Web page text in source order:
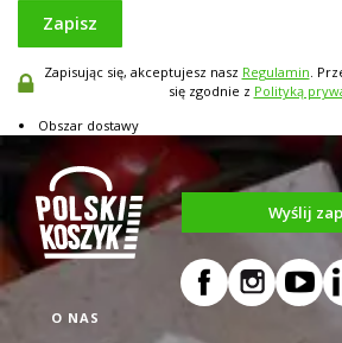
Zapisz
Zapisując się, akceptujesz nasz Regulamin .
się zgodnie z Polityką
Obszar dostawy
Linki w stopce
O NAS
Wyślij